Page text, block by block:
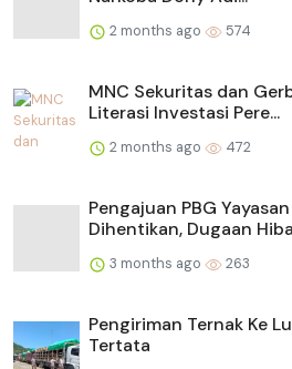
2 months ago 574
MNC Sekuritas dan
Literasi Investasi Pere...
2 months ago 472
Pengajuan PBG
Dihentikan, Dugaan
3 months ago 263
Pengiriman Ternak Ke
Tertata